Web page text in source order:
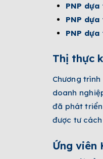
PNP
PNP
PNP
Thị thực
Chương trình
doanh
đã phát
được tư
Ứng viên